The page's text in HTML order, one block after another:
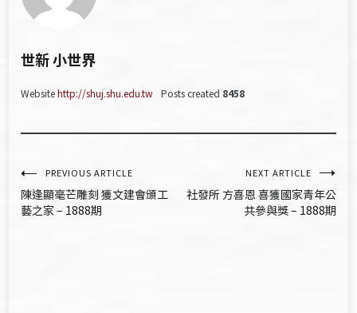
世新 小世界
Websitehttp://shuj.shu.edu.tw Posts created 8458
文
章
PREVIOUS ARTICLE
陳逢顯毫芒雕刻 獲文建會頒工
藝之家 – 1888期
NEXT ARTICLE
社發所 方喜恩 喜獲國家青年公
共參與獎 – 1888期